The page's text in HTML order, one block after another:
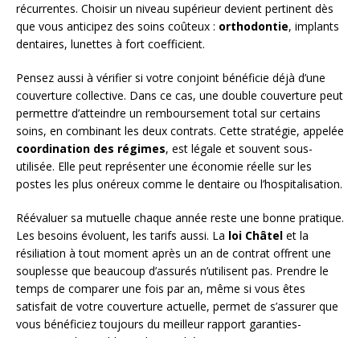
récurrentes. Choisir un niveau supérieur devient pertinent dès
que vous anticipez des soins coûteux : orthodontie, implants
dentaires, lunettes à fort coefficient.
Pensez aussi à vérifier si votre conjoint bénéficie déjà d’une
couverture collective. Dans ce cas, une double couverture peut
permettre d’atteindre un remboursement total sur certains
soins, en combinant les deux contrats. Cette stratégie, appelée
coordination des régimes, est légale et souvent sous-
utilisée. Elle peut représenter une économie réelle sur les
postes les plus onéreux comme le dentaire ou l’hospitalisation.
Réévaluer sa mutuelle chaque année reste une bonne pratique.
Les besoins évoluent, les tarifs aussi. La loi Châtel et la
résiliation à tout moment après un an de contrat offrent une
souplesse que beaucoup d’assurés n’utilisent pas. Prendre le
temps de comparer une fois par an, même si vous êtes
satisfait de votre couverture actuelle, permet de s’assurer que
vous bénéficiez toujours du meilleur rapport garanties-